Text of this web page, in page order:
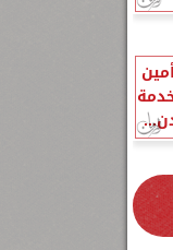
ألف خدمة